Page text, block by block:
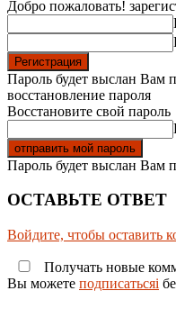
Добро пожаловать!
Пароль будет выслан Вам
восстановление пароля
Восстановите свой пароль
Пароль будет выслан Вам
ОСТАВЬТЕ ОТВЕТ
Войдите, чтобы оставить
Получать новые
Вы можете подписатьсяi